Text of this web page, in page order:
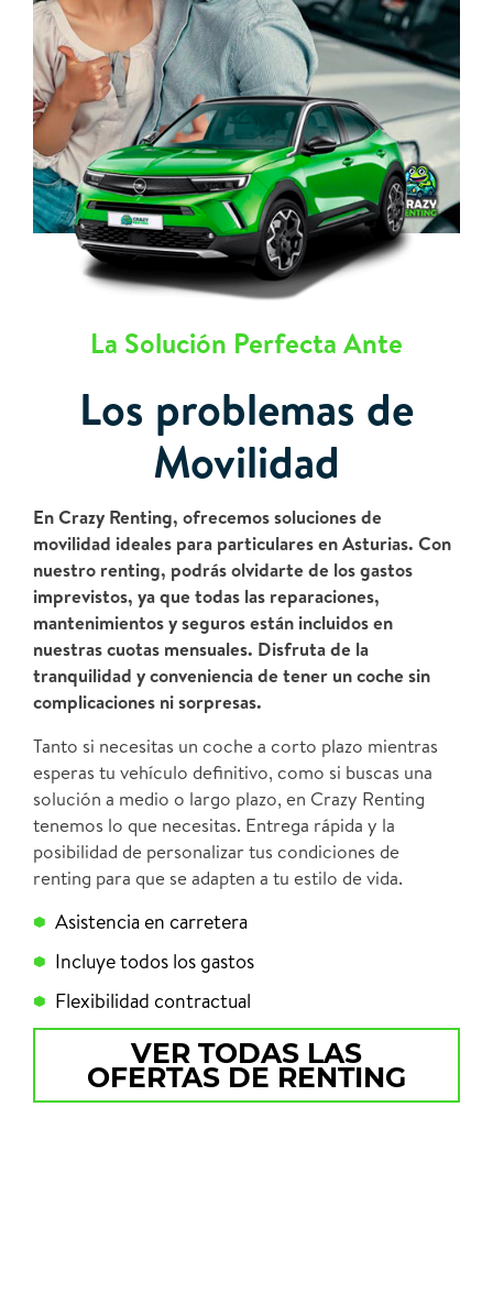
La Solución Perfecta Ante
Los problemas de
Movilidad
En Crazy Renting, ofrecemos soluciones de
movilidad ideales para particulares en Asturias. Con
nuestro renting, podrás olvidarte de los gastos
imprevistos, ya que todas las reparaciones,
mantenimientos y seguros están incluidos en
nuestras cuotas mensuales. Disfruta de la
tranquilidad y conveniencia de tener un coche sin
complicaciones ni sorpresas.
Tanto si necesitas un coche a corto plazo mientras
esperas tu vehículo definitivo, como si buscas una
solución a medio o largo plazo, en Crazy Renting
tenemos lo que necesitas. Entrega rápida y la
posibilidad de personalizar tus condiciones de
renting para que se adapten a tu estilo de vida.
Asistencia en carretera
Incluye todos los gastos
Flexibilidad contractual
VER TODAS LAS
OFERTAS DE RENTING